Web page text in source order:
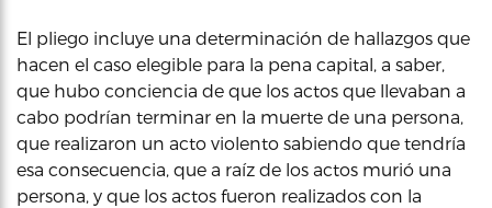
El pliego incluye una determinación de hallazgos que
hacen el caso elegible para la pena capital, a saber,
que hubo conciencia de que los actos que llevaban a
cabo podrían terminar en la muerte de una persona,
que realizaron un acto violento sabiendo que tendría
esa consecuencia, que a raíz de los actos murió una
persona, y que los actos fueron realizados con la